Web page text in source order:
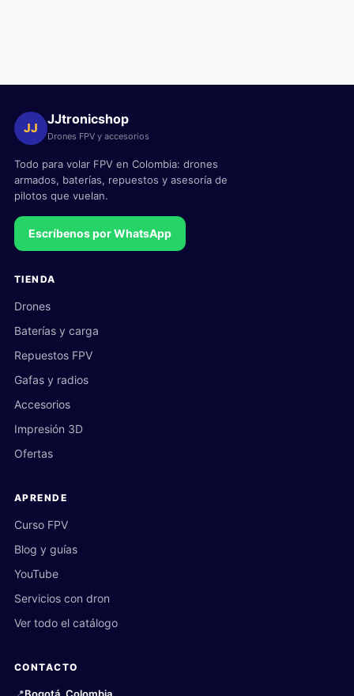
JJ
JJtronicshop
Drones FPV y accesorios
Todo para volar FPV en Colombia: drones
armados, baterías, repuestos y asesoría de
pilotos que vuelan.
Escríbenos por WhatsApp
TIENDA
Drones
Baterías y carga
Repuestos FPV
Gafas y radios
Accesorios
Impresión 3D
Ofertas
APRENDE
Curso FPV
Blog y guías
YouTube
Servicios con dron
Ver todo el catálogo
CONTACTO
📍Bogotá, Colombia